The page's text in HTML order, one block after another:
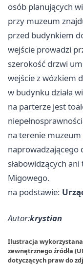
osób planujących
przy muzeum
przed budynkiem
wejście prowadzi
szerokość drzwi
wejście z wózkiem
w budynku działa
na parterze jest
na terenie
naprowadzającego
słabowidzących ani
Migowego.
na podstawie:
Autor:krystian
Ilustracja
zewnętrznego źródła
dotyczących praw do